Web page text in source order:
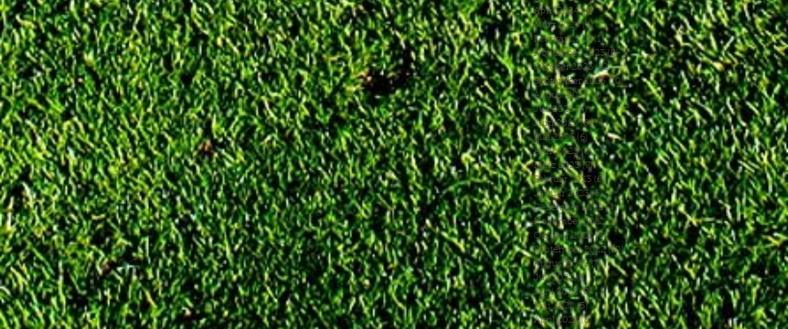
April 2024 (4)4 Beiträge
März 2024 (4)4 Beiträge
Februar 2024 (1)1 Beitrag
November 2023 (8)8 Beiträge
Oktober 2023 (12)12 Beiträge
September 2023 (10)10 Beiträge
August 2023 (7)7 Beiträge
Juli 2023 (4)4 Beiträge
Juni 2023 (6)6 Beiträge
Mai 2023 (6)6 Beiträge
April 2023 (8)8 Beiträge
März 2023 (7)7 Beiträge
Februar 2023 (6)6 Beiträge
Januar 2023 (3)3 Beiträge
Dezember 2022 (4)4 Beiträge
November 2022 (5) 5 Beiträge
Oktober 2022 (5)5 Beiträge
September 2022 (10)10 Beiträge
August 2022 (7)7 Beiträge
Juli 2022 (8)8 Beiträge
Juni 2022 (8)8 Beiträge
Mai 2022 (5)5 Beiträge
April 2022 (8) 8 Beiträge